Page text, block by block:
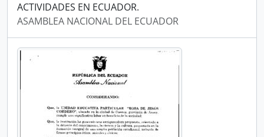
ACTIVIDADES EN ECUADOR.
ASAMBLEA NACIONAL DEL ECUADOR